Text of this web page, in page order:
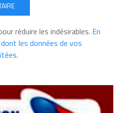
réduire les indésirables. En
les données de vos
.